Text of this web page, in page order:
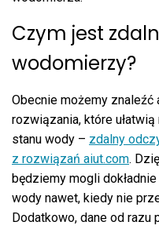
Czym jest
wodomierzy?
Obecnie możemy znaleźć
rozwiązania, które
stanu wody – zdalny
z rozwiązań aiut.com.
będziemy mogli
wody nawet, kiedy nie
Dodatkowo, dane od razu